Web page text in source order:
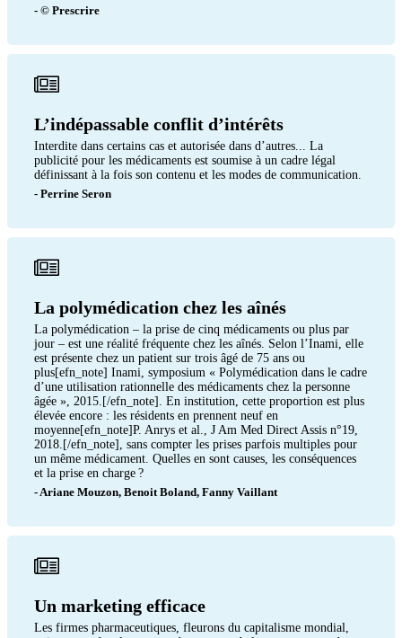
- © Prescrire
L’indépassable conflit d’intérêts
Interdite dans certains cas et autorisée dans d’autres... La
publicité pour les médicaments est soumise à un cadre légal
définissant à la fois son contenu et les modes de communication.
- Perrine Seron
La polymédication chez les aînés
La polymédication – la prise de cinq médicaments ou plus par
jour – est une réalité fréquente chez les aînés. Selon l’Inami, elle
est présente chez un patient sur trois âgé de 75 ans ou
plus[efn_note] Inami, symposium « Polymédication dans le cadre
d’une utilisation rationnelle des médicaments chez la personne
âgée », 2015.[/efn_note]. En institution, cette proportion est plus
élevée encore : les résidents en prennent neuf en
moyenne[efn_note]P. Anrys et al., J Am Med Direct Assis n°19,
2018.[/efn_note], sans compter les prises parfois multiples pour
un même médicament. Quelles en sont causes, les conséquences
et la prise en charge ?
- Ariane Mouzon, Benoit Boland, Fanny Vaillant
Un marketing efficace
Les firmes pharmaceutiques, fleurons du capitalisme mondial,